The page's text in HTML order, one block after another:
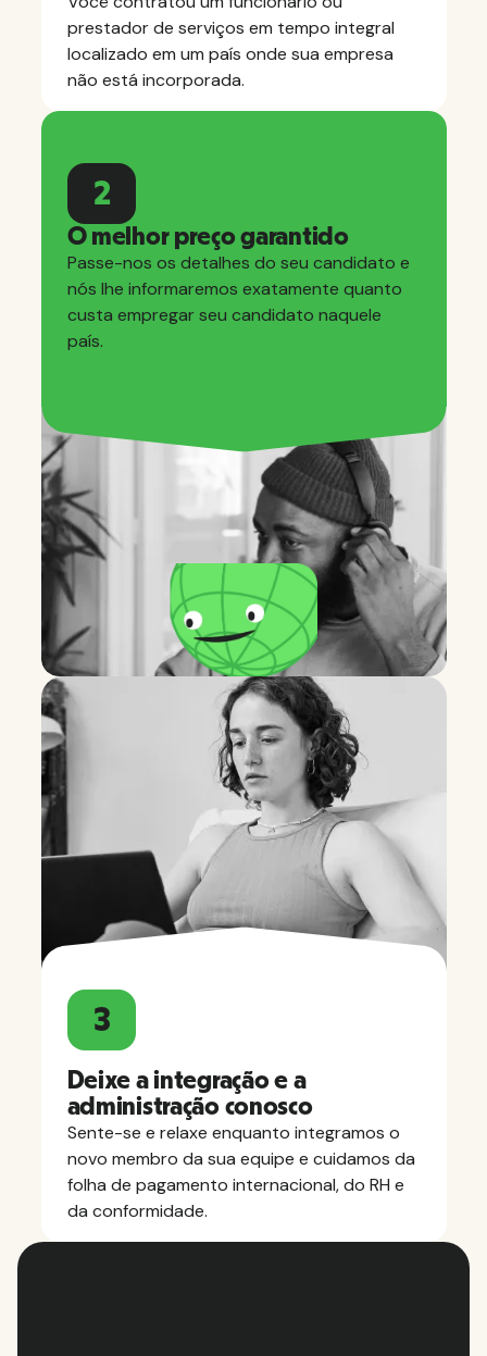
prestador de serviços em tempo integral
localizado em um país onde sua empresa
não está incorporada.
2
O melhor preço garantido
Passe-nos os detalhes do seu candidato e
nós lhe informaremos exatamente quanto
custa empregar seu candidato naquele
país.
3
Deixe a integração e a
administração conosco
Sente-se e relaxe enquanto integramos o
novo membro da sua equipe e cuidamos da
folha de pagamento internacional, do RH e
da conformidade.